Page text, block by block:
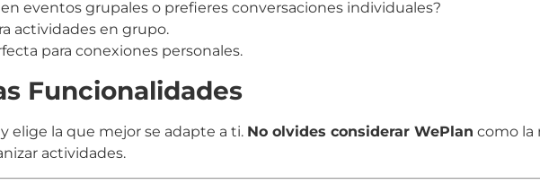
en eventos grupales o prefieres conversaciones individuales?
actividades en grupo.
para conexiones personales.
Funcionalidades
elige la que mejor se adapte a ti. No olvides considerar WePlan como la
actividades.